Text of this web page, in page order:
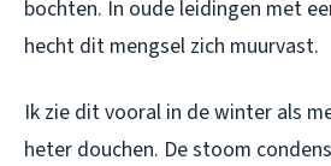
bochten. In oude leidingen met
hecht dit mengsel zich muurvast.
Ik zie dit vooral in de winter als
heter douchen. De stoom